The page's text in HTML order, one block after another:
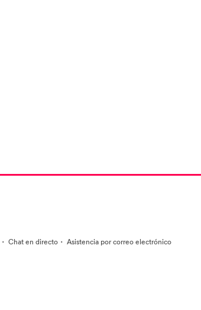
· Chat en directo · Asistencia por correo electrónico